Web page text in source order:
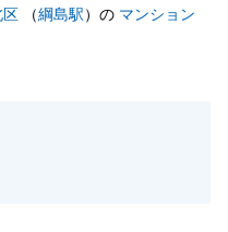
し上げます。
区 （綱島駅）の マンション